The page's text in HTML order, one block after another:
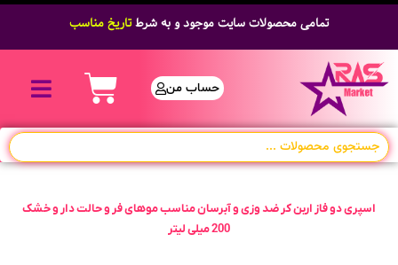
تمامی محصولات سایت موجود و به شرطتاریخ مناسب
حساب من
اسپری دو فاز اربن کر ضد وزی و آبرسان مناسب موهای فر و حالت دار و خشک
200 میلی لیتر